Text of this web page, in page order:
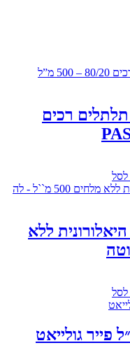
תלתלים רכים
לסל
ללא
לסל